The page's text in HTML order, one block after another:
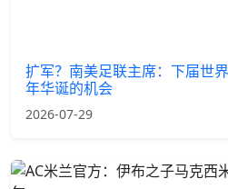
扩军？南美足联主席：下届世
年华诞的机会
2026-07-29